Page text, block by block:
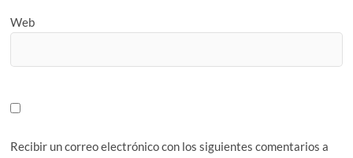
Web
Recibir un correo electrónico con los siguientes comentarios a